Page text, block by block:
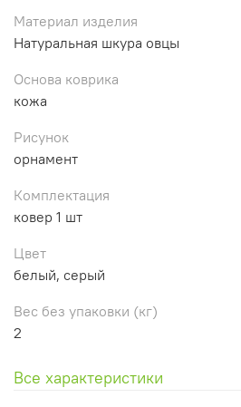
Материал изделия
Натуральная шкура овцы
Основа коврика
кожа
Рисунок
орнамент
Комплектация
ковер 1 шт
Цвет
белый, серый
Вес без упаковки (кг)
2
Все характеристики